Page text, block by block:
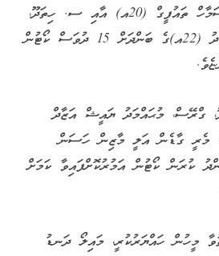
ހިތަދޫ، ވިޝަން ޑްރީމް ސަމާހް ތައުފީގް (20އ) އާއި ސ. ހިތަދޫ،
ނޫރަތި، އަޝްރަފް މުޙައްމަދު (22އ)ގެ ބަންދަށް 15 ދުވަސް ކޯޓުން
ގްރޭސް، މުޙައްމަދު ޔައީޝް އަޒާދް
މެރީ ގާޑެން އަލީ މާޒިން ހަސަން
ކުރަން ކޯޓުން އަމުރުކޮށްފައިވާ ކަމަށް
މީހުން ހައްޔަރުކުރީ، މައިލޯ ދަނޑު